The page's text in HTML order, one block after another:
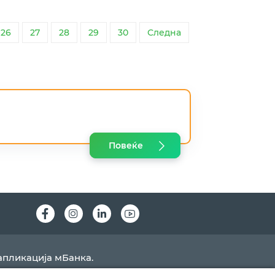
26 27 28 29 30 Следна
Повеќе
Instagram
LinkedInYoutube
мБанка.